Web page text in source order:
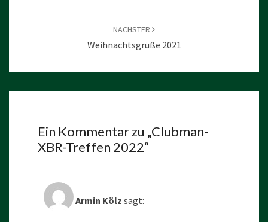
NÄCHSTER
Weihnachtsgrüße 2021
Ein Kommentar zu „Clubman-
XBR-Treffen 2022“
Armin Kölz sagt: